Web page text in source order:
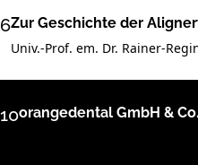
6Zur Geschichte der
Univ.-Prof. em. Dr. Rainer-
10orangedental GmbH &